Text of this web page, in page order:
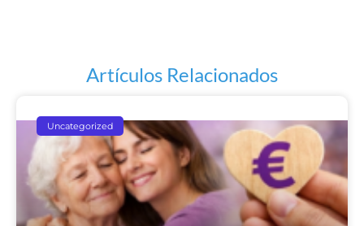
Artículos Relacionados
Uncategorized